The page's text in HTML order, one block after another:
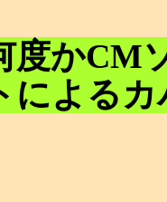
度かCM
による